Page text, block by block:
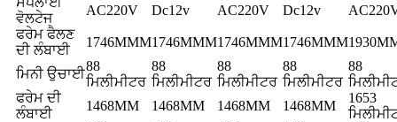
ਵੋਲਟੇਜ
AC220V Dc12v AC220V Dc12v
ਫਰੇਮ ਫੈਲਣ
ਦੀ ਲੰਬਾਈ
1746MMM1746MMM1746MMM1746MMM
ਮਿਨੀ ਉਚਾਈ
88
ਮਿਲੀਮੀਟਰ
88
ਮਿਲੀਮੀਟਰ
88
ਮਿਲੀਮੀਟਰ
88
ਮਿਲੀਮੀਟਰ
88
ਫਰੇਮ ਦੀ
ਲੰਬਾਈ
1468MM 1468MM 1468MM 1468MM
1653